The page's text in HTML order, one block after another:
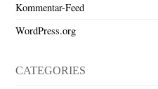
Kommentar-Feed
WordPress.org
CATEGORIES